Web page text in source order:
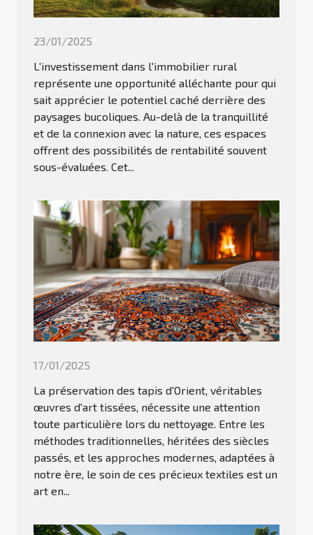
23/01/2025
L'investissement dans l'immobilier rural
représente une opportunité alléchante pour qui
sait apprécier le potentiel caché derrière des
paysages bucoliques. Au-delà de la tranquillité
et de la connexion avec la nature, ces espaces
offrent des possibilités de rentabilité souvent
sous-évaluées. Cet...
17/01/2025
La préservation des tapis d'Orient, véritables
œuvres d'art tissées, nécessite une attention
toute particulière lors du nettoyage. Entre les
méthodes traditionnelles, héritées des siècles
passés, et les approches modernes, adaptées à
notre ère, le soin de ces précieux textiles est un
art en...